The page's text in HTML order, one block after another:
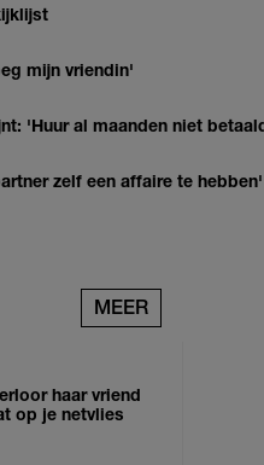
mijn vriendin'
'Huur al maanden niet
zelf een affaire te hebben'
MEER
haar vriend
op je netvlies